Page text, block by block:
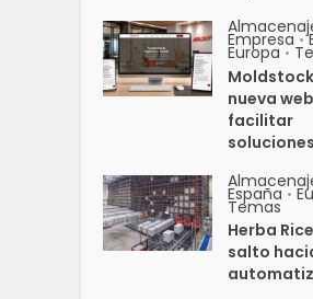
Empresa •
Europa •
nueva
facilitar
España •
Temas
Herba
salto